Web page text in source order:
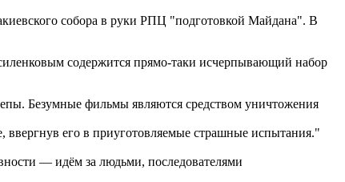
собора в руки РПЦ "подготовкой Майдана". В
содержится прямо-таки исчерпывающий набор
Безумные фильмы являются средством уничтожения
ввергнув его в приуготовляемые страшные испытания."
— идём за людьми, последователями